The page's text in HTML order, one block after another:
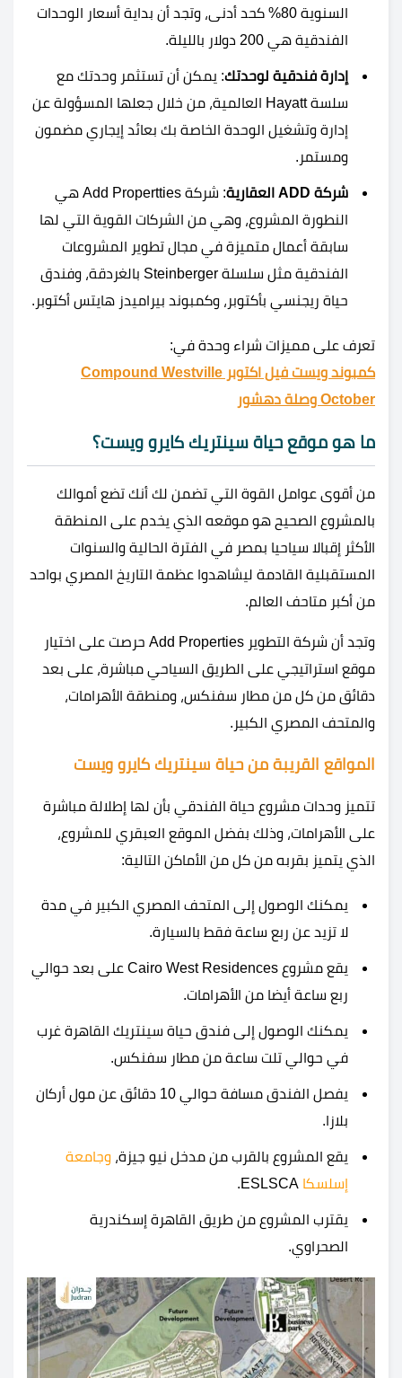
السنوية 80% كحد أدنى، وتجد أن بداية أسعار الوحدات
الفندقية هي 200 دولار بالليلة.
إدارة فندقية لوحدتك: يمكن أن تستثمر وحدتك مع
سلسة Hayatt العالمية، من خلال جعلها المسؤولة عن
إدارة وتشغيل الوحدة الخاصة بك بعائد إيجاري مضمون
ومستمر.
شركة ADD العقارية
: شركة Add Propertties هي
النطورة المشروع، وهي من الشركات القوية التي لها
سابقة أعمال متميزة في مجال تطوير المشروعات
الفندقية مثل سلسلة Steinberger بالغردقة، وفندق
حياة ريجنسي بأكتوبر، وكمبوند بيراميدز هايتس أكتوبر.
تعرف على مميزات شراء وحدة في:
كمبوند ويست فيل اكتوبر Compound Westville
October وصلة دهشور
ما هو موقع حياة سينتريك كايرو ويست؟
من أقوى عوامل القوة التي تضمن لك أنك تضع أموالك
بالمشروع الصحيح هو موقعه الذي يخدم على المنطقة
الأكثر إقبالا سياحيا بمصر في الفترة الحالية والسنوات
المستقبلية القادمة ليشاهدوا عظمة التاريخ المصري بواحد
من أكبر متاحف العالم.
وتجد أن شركة التطوير Add Properties حرصت على اختيار
موقع استراتيجي على الطريق السياحي مباشرة، على بعد
دقائق من كل من مطار سفنكس، ومنطقة الأهرامات،
والمتحف المصري الكبير.
المواقع القريبة من حياة سينتريك كايرو ويست
تتميز وحدات مشروع حياة الفندقي بأن لها إطلالة مباشرة
على الأهرامات، وذلك بفضل الموقع العبقري للمشروع،
الذي يتميز بقربه من كل من الأماكن التالية:
يمكنك الوصول إلى المتحف المصري الكبير في مدة
لا تزيد عن ربع ساعة فقط بالسيارة.
يقع مشروع Cairo West Residences على بعد حوالي
ربع ساعة أيضا من الأهرامات.
يمكنك الوصول إلى فندق حياة سينتريك القاهرة غرب
في حوالي تلت ساعة من مطار سفنكس.
يفصل الفندق مسافة حوالي 10 دقائق عن مول أركان
بلازا.
يقع المشروع بالقرب من مدخل نيو جيزة، وجامعة
إسلسكا
يقترب المشروع من طريق القاهرة إسكندرية
الصحراوي.